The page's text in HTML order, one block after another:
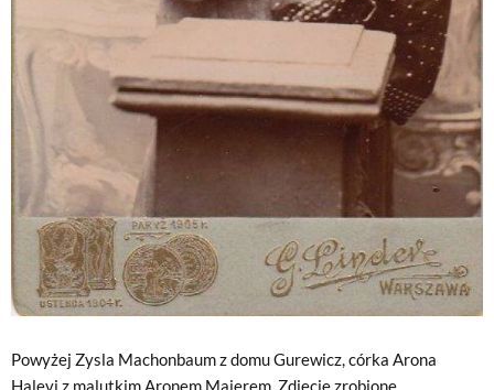
Powyżej Zysla Machonbaum z domu Gurewicz, córka Arona